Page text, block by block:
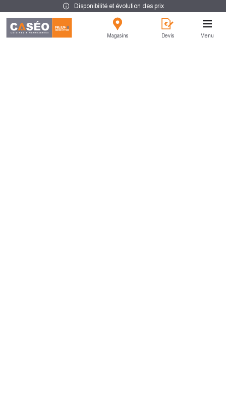
Disponibilité et évolution des prix
Magasins Devis Menu